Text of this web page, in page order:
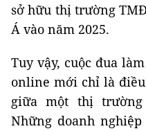
sở hữu thị trường
Á vào năm 2025.
Tuy vậy, cuộc đua
online mới chỉ là
giữa một thị
Những doanh